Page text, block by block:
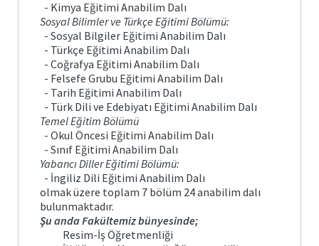
- Kimya Eğitimi Anabilim Dalı
Sosyal Bilimler ve Türkçe Eğitimi Bölümü:
- Sosyal Bilgiler Eğitimi Anabilim Dalı
- Türkçe Eğitimi Anabilim Dalı
- Coğrafya Eğitimi Anabilim Dalı
- Felsefe Grubu Eğitimi Anabilim Dalı
- Tarih Eğitimi Anabilim Dalı
- Türk Dili ve Edebiyatı Eğitimi Anabilim Dalı
Temel Eğitim Bölümü
- Okul Öncesi Eğitimi Anabilim Dalı
- Sınıf Eğitimi Anabilim Dalı
Yabancı Diller Eğitimi Bölümü:
- İngiliz Dili Eğitimi Anabilim Dalı
olmak üzere toplam 7 bölüm 24 anabilim dalı
bulunmaktadır.
Şu anda Fakültemiz bünyesinde;
Resim-İş Öğretmenliği